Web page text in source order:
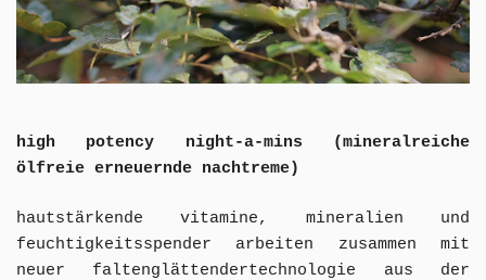
high potency night-a-mins (mineralreiche
ölfreie erneuernde nachtreme)
hautstärkende vitamine, mineralien und
feuchtigkeitsspender arbeiten zusammen mit
neuer faltenglättendertechnologie aus der